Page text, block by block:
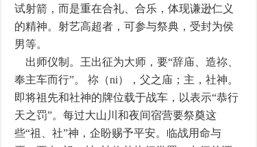
试射箭，而是重在合礼、合乐，体现谦逊仁义
的精神。射艺高超者，可参与祭典，受封为侯
男等。
出师仪制。王出征为大师，要“辞庙、造祢、
奉主车而行”。 祢（ni），父之庙；主，社神。
即将祖先和社神的牌位载于战车，以表示“恭行
天之罚”。每过大山川和夜间宿营要祭奠这
些“祖、社”神，企盼赐予平安。临战用命与